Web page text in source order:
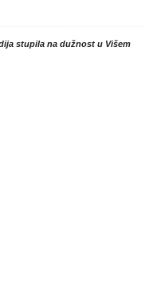
stupila na dužnost u Višem